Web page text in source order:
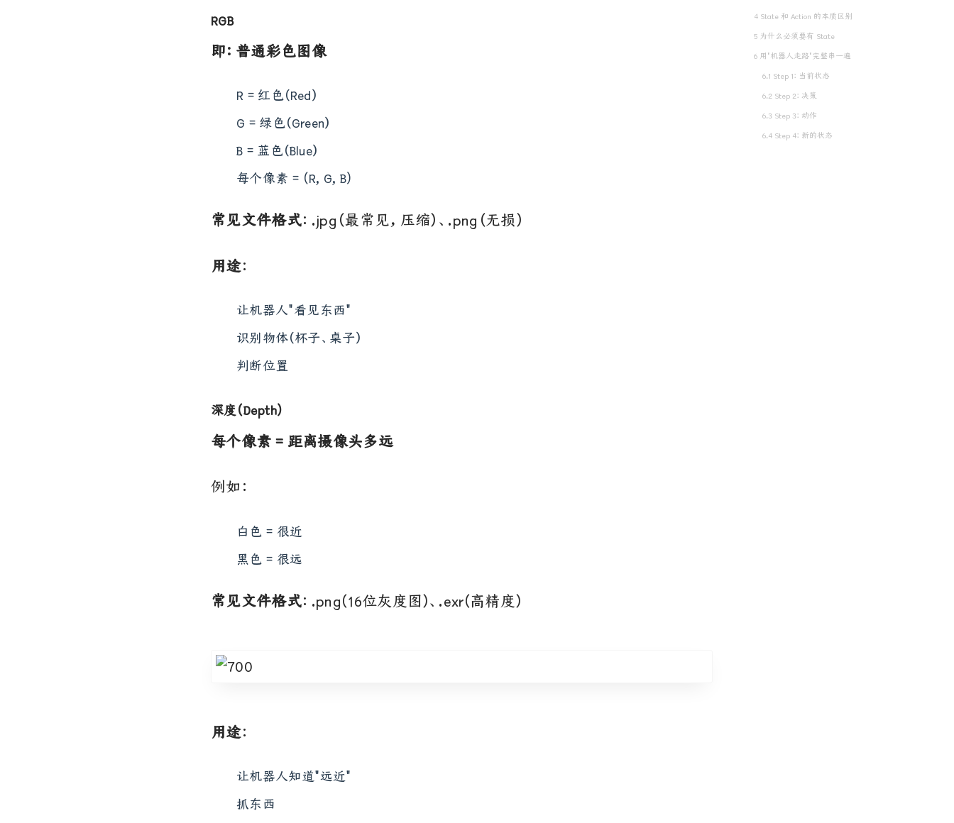
RGB
即：普通彩色图像
R = 红色（Red）
G = 绿色（Green）
B = 蓝色（Blue）
每个像素 = (R, G, B)
常见文件格式：.jpg（最常见，压缩）、.png（无损）
用途：
让机器人"看见东西"
识别物体（杯子、桌子）
判断位置
深度(Depth)
每个像素 = 距离摄像头多远
例如：
白色 = 很近
黑色 = 很远
常见文件格式：.png(16位灰度图)、.exr(高精度)
用途：
让机器人知道"远近"
抓东西
4 State 和 Action 的本质区别
5 为什么必须要有 State
6 用"机器人走路"完整串一遍
6.1 Step 1：当前状态
6.2 Step 2：决策
6.3 Step 3：动作
6.4 Step 4：新的状态